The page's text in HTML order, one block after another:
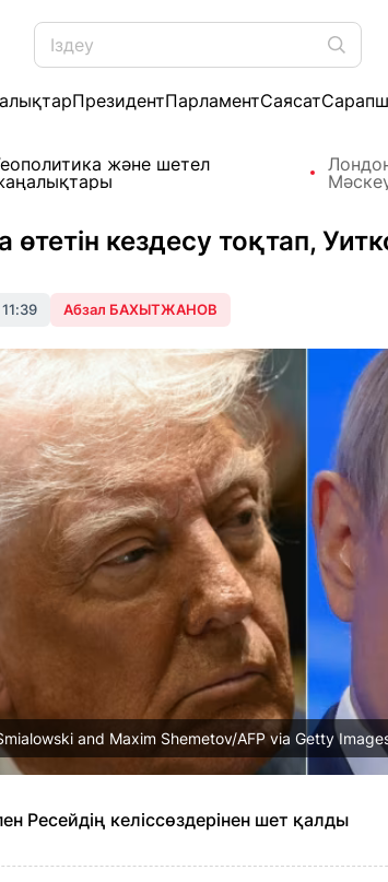
ПрезидентПарламентСаясат
және шетел
өтетін кездесу тоқтап,
11:39 Абзал БАХЫТЖАНОВ
and Maxim Shemetov/AFP via Getty
Ресейдің келіссөздерінен шет қалды